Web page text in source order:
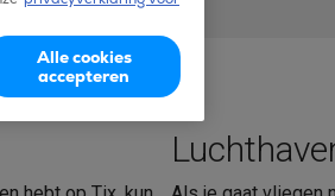
Alle cookies
accepteren